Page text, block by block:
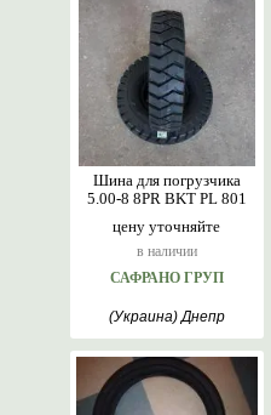
цену уточняйте
в наличии
Шина для погрузчика
5.00-8 8PR BKT PL 801
САФРАНО ГРУП
(Украина) Днепр